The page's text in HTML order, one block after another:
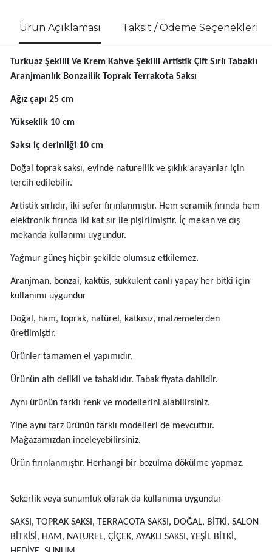
Ürün Açıklaması Taksit / Ödeme Seçenekleri
Turkuaz Şekilli Ve Krem Kahve Şekilli Artistik Çift Sırlı Tabaklı
Aranjmanlık Bonzailik Toprak Terrakota Saksı
Ağız çapı 25 cm
Yükseklik 10 cm
Saksı iç derinliği 10 cm
Doğal toprak saksı, evinde naturellik ve şıklık arayanlar için
tercih edilebilir.
Artistik sırlıdır, iki sefer fırınlanmıştır. Hem seramik fırında hem
elektronik fırında iki kat sır ile pişirilmiştir. İç mekan ve dış
mekanda kullanımı uygundur.
Yağmur güneş hiçbir şekilde olumsuz etkilemez.
Aranjman, bonzai, kaktüs, sukkulent canlı yapay her bitki için
kullanımı uygundur
Doğal, ham, toprak, natürel, katkısız, malzemelerden
üretilmiştir.
Ürünler tamamen el yapımıdır.
Ürünün altı delikli ve tabaklıdır. Tabak fiyata dahildir.
Aynı ürünün farklı renk ve modellerini alabilirsiniz.
Yine aynı tarz ürünün farklı modelleri de mevcuttur.
Mağazamızdan inceleyebilirsiniz.
Ürün fırınlanmıştır. Herhangi bir bozulma dökülme yapmaz.
Şekerlik veya sunumluk olarak da kullanıma uygundur
SAKSI, TOPRAK SAKSI, TERRACOTA SAKSI, DOĞAL, BİTKİ, SALON
BİTKİSİ, HAM, NATUREL, ÇİÇEK, AYAKLI SAKSI, YEŞİL BİTKİ,